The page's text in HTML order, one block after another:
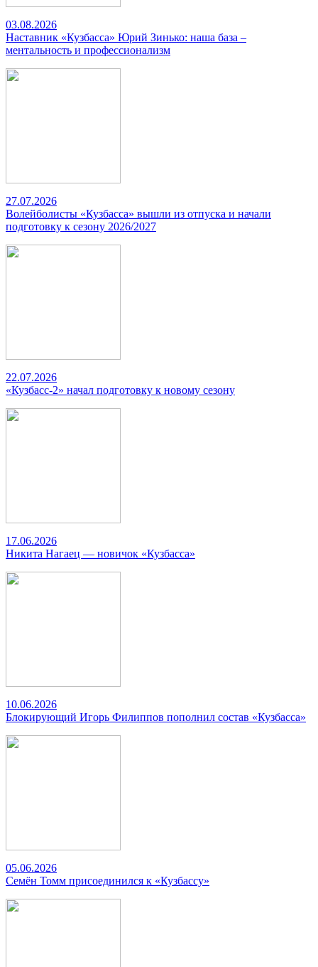
03.08.2026
Наставник «Кузбасса» Юрий Зинько: наша база –
ментальность и профессионализм
27.07.2026
Волейболисты «Кузбасса» вышли из отпуска и начали
подготовку к сезону 2026/2027
22.07.2026
«Кузбасс-2» начал подготовку к новому сезону
17.06.2026
Никита Нагаец — новичок «Кузбасса»
10.06.2026
Блокирующий Игорь Филиппов пополнил состав «Кузбасса»
05.06.2026
Семён Томм присоединился к «Кузбассу»